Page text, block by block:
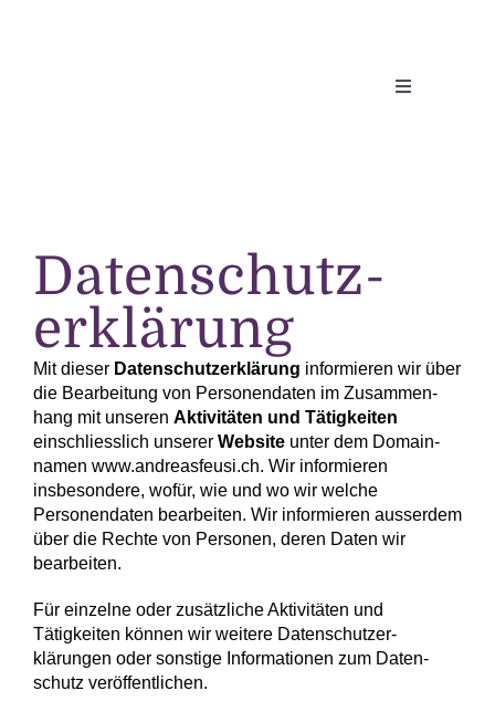
Toggle
Daten­schutz­
erklärung
Mit dieser Daten­schutz­erklärung informieren wir über
die Bearbeitung von Personen­daten im Zusammen­
hang mit unseren Aktivitäten und Tätigkeiten
einschliesslich unserer Websiteunter dem Domain­
namen www.andreasfeusi.ch. Wir informieren
insbesondere, wofür, wie und wo wir welche
Personen­daten bearbeiten. Wir informieren ausserdem
über die Rechte von Personen, deren Daten wir
bearbeiten.
Für einzelne oder zusätzliche Aktivitäten und
Tätigkeiten können wir weitere Daten­schutzer­
klärungen oder sonstige Informationen zum Daten­
schutz veröffentlichen.